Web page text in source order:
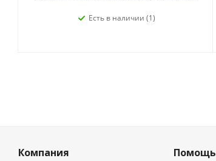
Есть в наличии (1)
Компания Помощь